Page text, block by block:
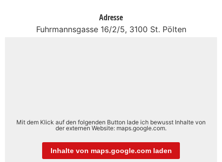
Adresse
Fuhrmannsgasse 16/2/5, 3100 St. Pölten
Mit dem Klick auf den folgenden Button lade ich bewusst Inhalte von
der externen Website: maps.google.com.
Inhalte von maps.google.com laden